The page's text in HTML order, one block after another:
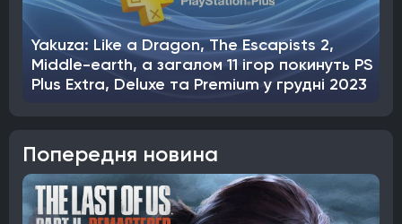
Yakuza: Like a Dragon, The Escapists 2,
Middle-earth, а загалом 11 ігор покинуть PS
Plus Extra, Deluxe та Premium у грудні 2023
Попередня новина